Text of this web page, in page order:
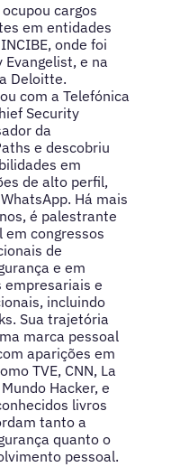
cargos
em entidades
onde foi
Evangelist, e na
Deloitte.
com a Telefónica
Security
da
e descobriu
em
de alto perfil,
Há mais
é palestrante
em congressos
de
e em
empresariais e
incluindo
Sua trajetória
marca pessoal
aparições em
TVE, CNN, La
Hacker, e
livros
tanto a
quanto o
pessoal.